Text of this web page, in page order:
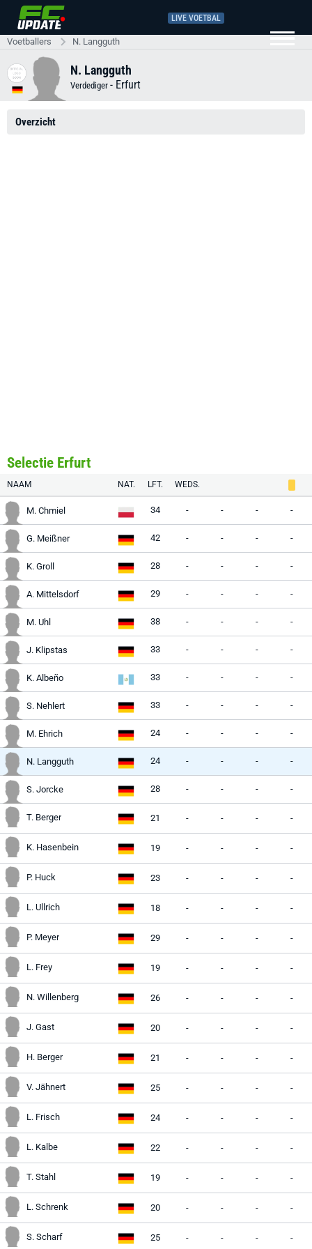
LIVE VOETBAL
Voetballers N. Langguth
N. Langguth
Verdediger - Erfurt
Overzicht
Selectie Erfurt
NAAM NAT. LFT. WEDS.
M. Chmiel 34 - - - -
G. Meißner 42 - - - -
K. Groll 28 - - - -
A. Mittelsdorf 29 - - - -
M. Uhl 38 - - - -
J. Klipstas 33 - - - -
K. Albeño 33 - - - -
S. Nehlert 33 - - - -
M. Ehrich 24 - - - -
N. Langguth 24 - - - -
S. Jorcke 28 - - - -
T. Berger 21 - - - -
K. Hasenbein 19 - - - -
P. Huck 23 - - - -
L. Ullrich 18 - - - -
P. Meyer 29 - - - -
L. Frey 19 - - - -
N. Willenberg 26 - - - -
J. Gast 20 - - - -
H. Berger 21 - - - -
V. Jähnert 25 - - - -
L. Frisch 24 - - - -
L. Kalbe 22 - - - -
T. Stahl 19 - - - -
L. Schrenk 20 - - - -
S. Scharf 25 - - - -